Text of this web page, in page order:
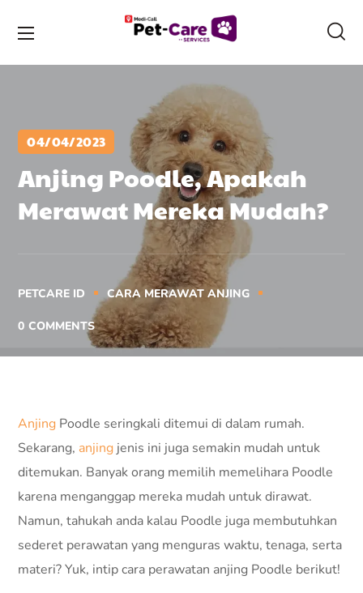
04/04/2023
Anjing Poodle, Apakah
Merawat Mereka Mudah?
PETCARE ID CARA MERAWAT ANJING
0 COMMENTS
Anjing Poodle seringkali ditemui di dalam rumah.
Sekarang, anjing jenis ini juga semakin mudah untuk
ditemukan. Banyak orang memilih memelihara Poodle
karena menganggap mereka mudah untuk dirawat.
Namun, tahukah anda kalau Poodle juga membutuhkan
sederet perawatan yang menguras waktu, tenaga, serta
materi? Yuk, intip cara perawatan anjing Poodle berikut!